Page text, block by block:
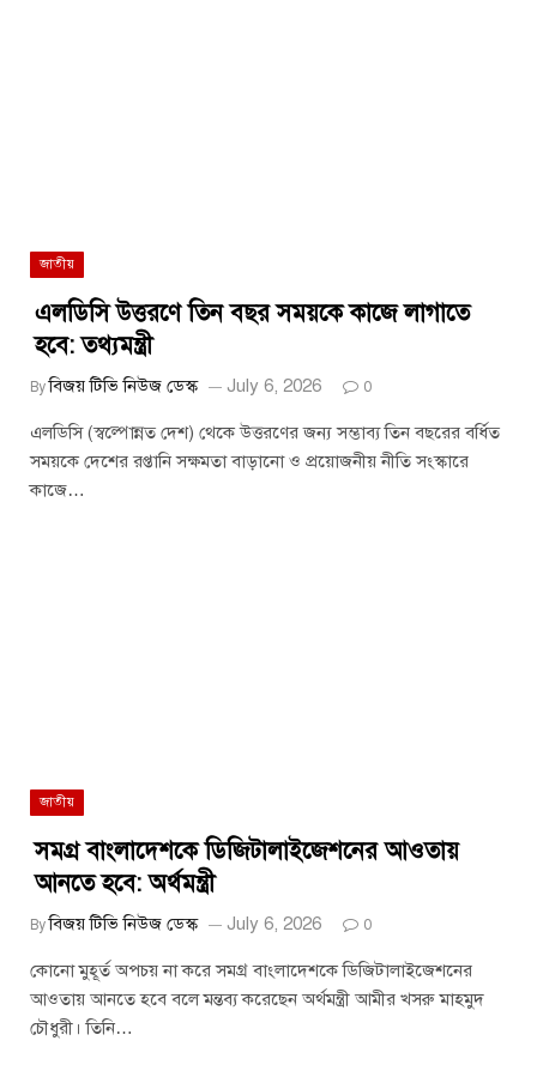
জাতীয়
এলডিসি উত্তরণে তিন বছর সময়কে কাজে লাগাতে
হবে: তথ্যমন্ত্রী
By বিজয় টিভি নিউজ ডেস্ক July 6, 2026 0
এলডিসি (স্বল্পোন্নত দেশ) থেকে উত্তরণের জন্য সম্ভাব্য তিন বছরের বর্ধিত
সময়কে দেশের রপ্তানি সক্ষমতা বাড়ানো ও প্রয়োজনীয় নীতি সংস্কারে
কাজে…
জাতীয়
সমগ্র বাংলাদেশকে ডিজিটালাইজেশনের আওতায়
আনতে হবে: অর্থমন্ত্রী
By বিজয় টিভি নিউজ ডেস্ক July 6, 2026 0
কোনো মুহূর্ত অপচয় না করে সমগ্র বাংলাদেশকে ডিজিটালাইজেশনের
আওতায় আনতে হবে বলে মন্তব্য করেছেন অর্থমন্ত্রী আমীর খসরু মাহমুদ
চৌধুরী। তিনি…